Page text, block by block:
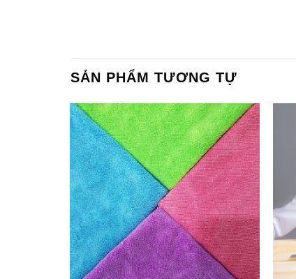
SẢN PHẨM TƯƠNG TỰ